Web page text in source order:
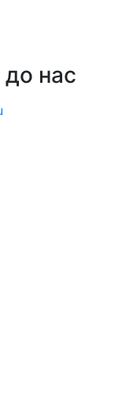
нас